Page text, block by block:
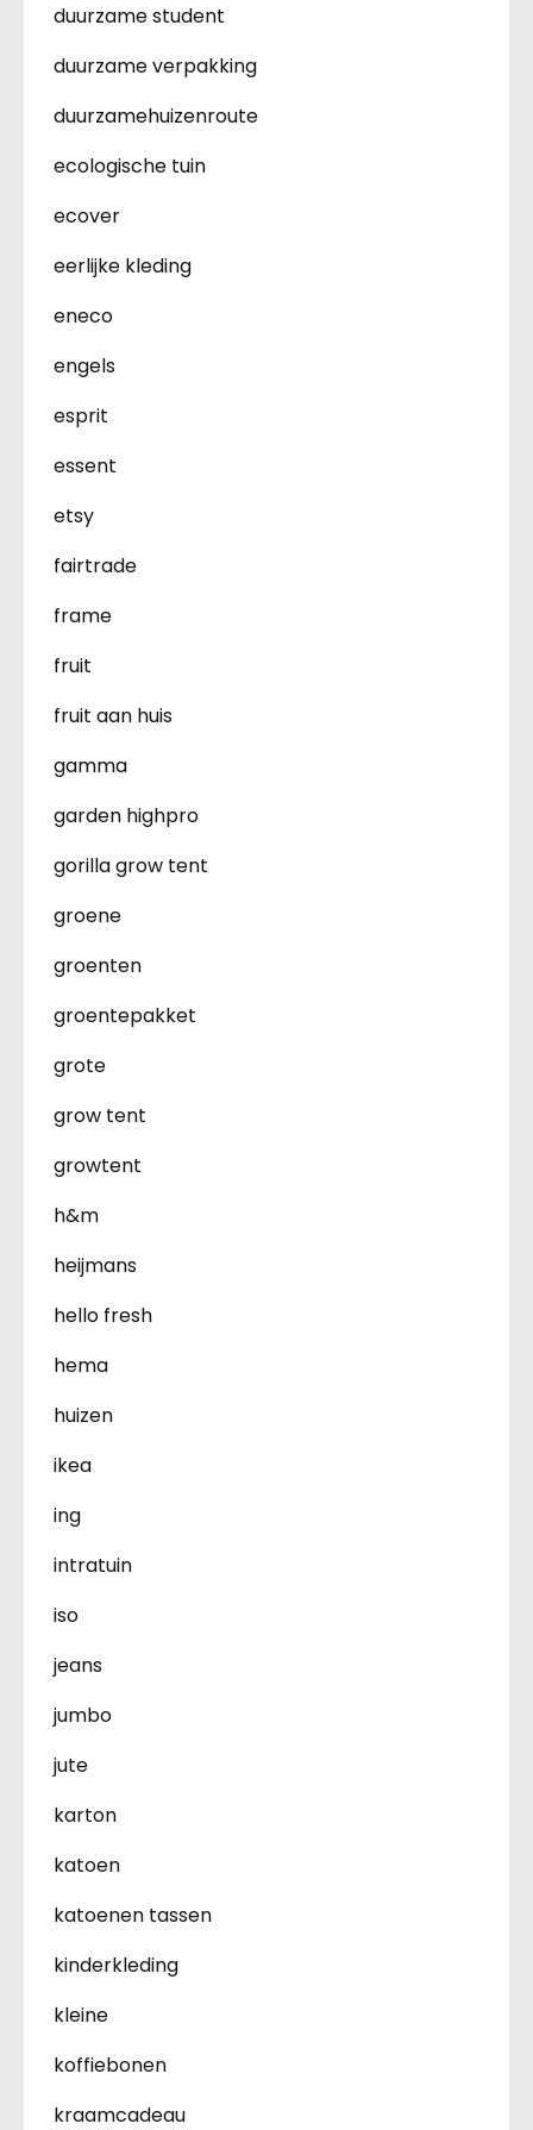
duurzame student
duurzame verpakking
duurzamehuizenroute
ecologische tuin
ecover
eerlijke kleding
eneco
engels
esprit
essent
etsy
fairtrade
frame
fruit
fruit aan huis
gamma
garden highpro
gorilla grow tent
groene
groenten
groentepakket
grote
grow tent
growtent
h&m
heijmans
hello fresh
hema
huizen
ikea
ing
intratuin
iso
jeans
jumbo
jute
karton
katoen
katoenen tassen
kinderkleding
kleine
koffiebonen
kraamcadeau